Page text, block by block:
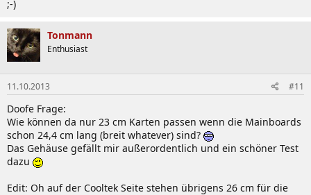
;-)
Tonmann
Enthusiast
11.10.2013 #11
Doofe Frage:
Wie können da nur 23 cm Karten passen wenn die Mainboards
schon 24,4 cm lang (breit whatever) sind?
Das Gehäuse gefällt mir außerordentlich und ein schöner Test
dazu
Edit: Oh auf der Cooltek Seite stehen übrigens 26 cm für die